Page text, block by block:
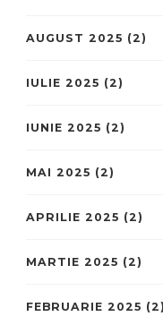
AUGUST 2025 (2)
IULIE 2025 (2)
IUNIE 2025 (2)
MAI 2025 (2)
APRILIE 2025 (2)
MARTIE 2025 (2)
FEBRUARIE 2025 (2)